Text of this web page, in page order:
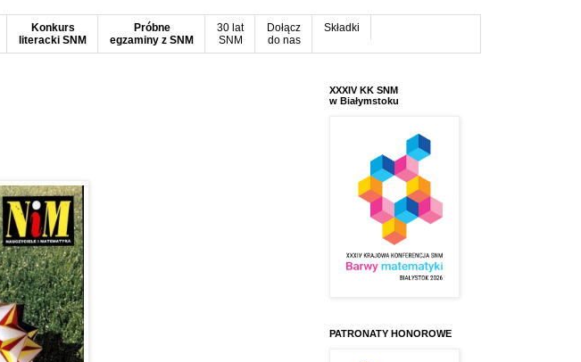
Konkurs
literacki SNM
Próbne
egzaminy z SNM
30 lat
SNM
Dołącz
do nas
Składki
XXXIV KK SNM
w Białymstoku
PATRONATY HONOROWE